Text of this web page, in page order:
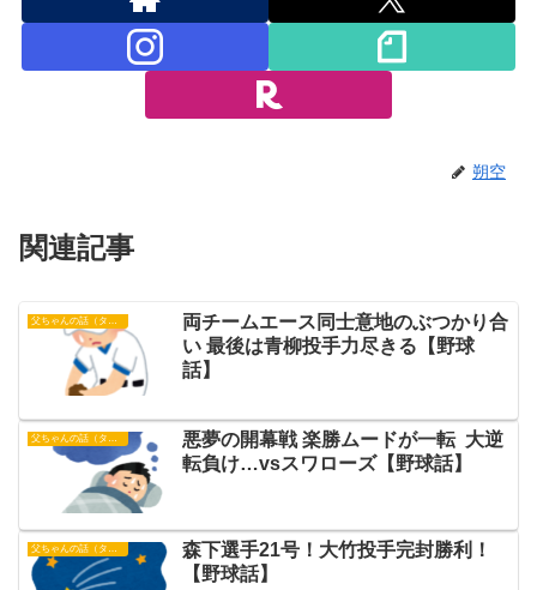
朔空
関連記事
父ちゃんの話（タイガース）
両チームエース同士意地のぶつかり合
い 最後は青柳投手力尽きる【野球
話】
父ちゃんの話（タイガース）
悪夢の開幕戦 楽勝ムードが一転 大逆
転負け…vsスワローズ【野球話】
森下選手21号！大竹投手完封勝利！
【野球話】